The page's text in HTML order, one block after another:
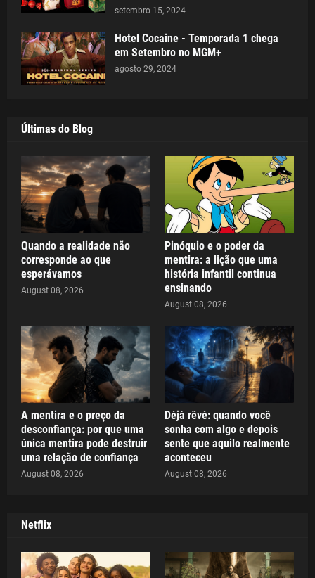
setembro 15, 2024
Hotel Cocaine - Temporada 1 chega
em Setembro no MGM+
agosto 29, 2024
Últimas do Blog
Quando a realidade não
corresponde ao que
esperávamos
August 08, 2026
Pinóquio e o poder da
mentira: a lição que uma
história infantil continua
ensinando
August 08, 2026
A mentira e o preço da
desconfiança: por que uma
única mentira pode destruir
uma relação de confiança
August 08, 2026
Déjà rêvé: quando você
sonha com algo e depois
sente que aquilo realmente
aconteceu
August 08, 2026
Netflix